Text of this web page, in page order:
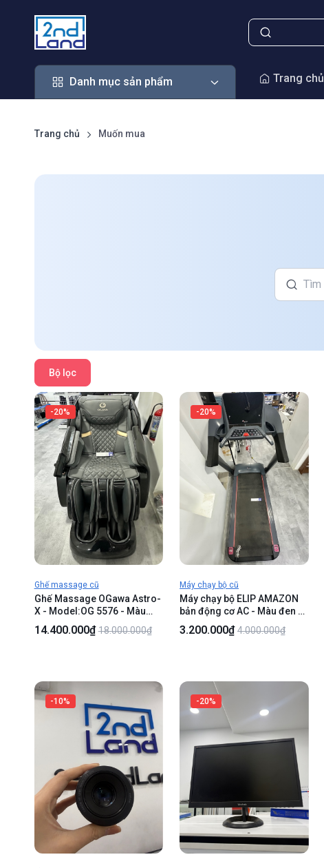
Danh mục sản phẩm
Danh mục sản phẩm Trang chủ
Trang chủ Muốn mua
Bộ lọc
-20%
Ghế massage cũ
Ghế Massage OGawa Astro-
X - Model:OG 5576 - Màu
đen - Ngoại hình 98% - Body
14.400.000₫18.000.000₫
-20%
Máy chạy bộ cũ
Máy chạy bộ ELIP AMAZON
bản động cơ AC - Màu đen -
Ngoại hình 97% - Mặt chạy
ma sát nên kêu tiếng két lớn
3.200.000₫4.000.000₫
-10% -20%